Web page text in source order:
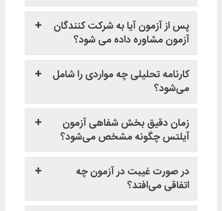
پس از آزمون آیا به شرکت کنندگان
آزمون مشاوره داده می شود؟
کارنامه تحلیلی چه مواردی را شامل
می‌شود؟
زمان دقیق بخش شفاهی آزمون
آیلتس چگونه مشخص می‌شود؟
در صورت غیبت در آزمون چه
اتفاقی می‌افتد؟